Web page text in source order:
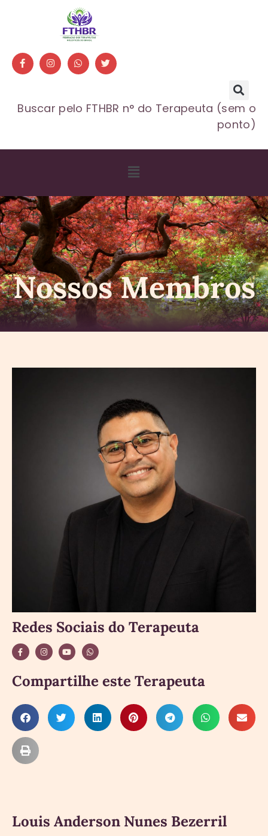
Buscar pelo FTHBR n° do Terapeuta (sem o
ponto)
Nossos Membros
Redes Sociais do Terapeuta
Compartilhe este Terapeuta
Louis Anderson Nunes Bezerril